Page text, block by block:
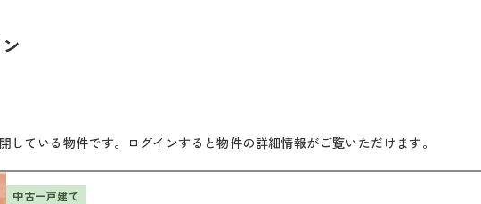
している物件です。ログインすると物件の詳細情報がご覧いただけます。
中古一戸建て